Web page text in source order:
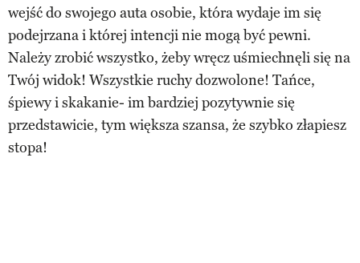
wejść do swojego auta osobie, która wydaje im się
podejrzana i której intencji nie mogą być pewni.
Należy zrobić wszystko, żeby wręcz uśmiechnęli się na
Twój widok! Wszystkie ruchy dozwolone! Tańce,
śpiewy i skakanie- im bardziej pozytywnie się
przedstawicie, tym większa szansa, że szybko złapiesz
stopa!